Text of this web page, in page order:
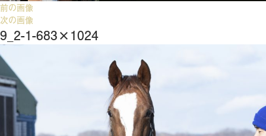
前の画像
次の画像
9_2-1-683×1024